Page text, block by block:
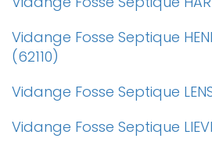
Vidange Fosse Septique
(62110)
Vidange Fosse Septique
Vidange Fosse Septique